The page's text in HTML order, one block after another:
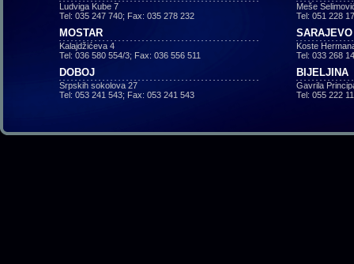
Ludviga Kube 7
Tel: 035 247 740; Fax: 035 278 232
MOSTAR
Kalajdžićeva 4
Tel: 036 580 554/3; Fax: 036 556 511
DOBOJ
Srpskih sokolova 27
Tel: 053 241 543; Fax: 053 241 543
Meše
Tel: 051 228
SARAJEVO
Koste
Tel: 033 268
BIJELJINA
Gavrila
Tel: 055 222